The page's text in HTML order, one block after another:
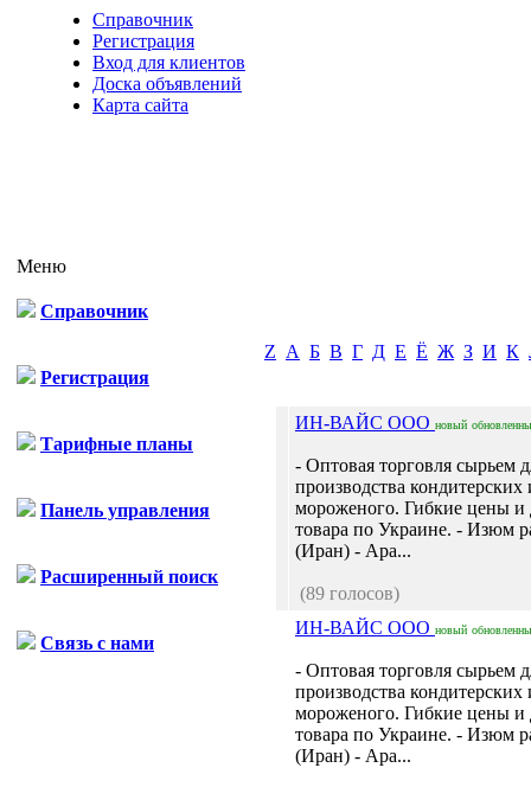
Справочник
Регистрация
Вход для клиентов
Доска объявлений
Карта сайта
Меню
Справочник
Регистрация
Тарифные планы
Панель управления
Расширенный поиск
Связь с нами
Z А Б В Г Д Е Ё Ж З И К
ИН-ВАЙС ООО новый
- Оптовая торговля сырьем
производства кондитерских
мороженого. Гибкие цены и
товара по Украине. - Изюм
(Иран) - Ара...
(89 голосов)
ИН-ВАЙС ООО новый
- Оптовая торговля сырьем
производства кондитерских
мороженого. Гибкие цены и
товара по Украине. - Изюм
(Иран) - Ара...